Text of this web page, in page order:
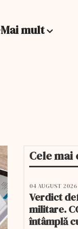
Mai mult
Cele
04 AUGUST 2026
Verdict
militare.
întâmplă